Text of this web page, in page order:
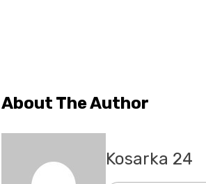
About The Author
Kosarka 24